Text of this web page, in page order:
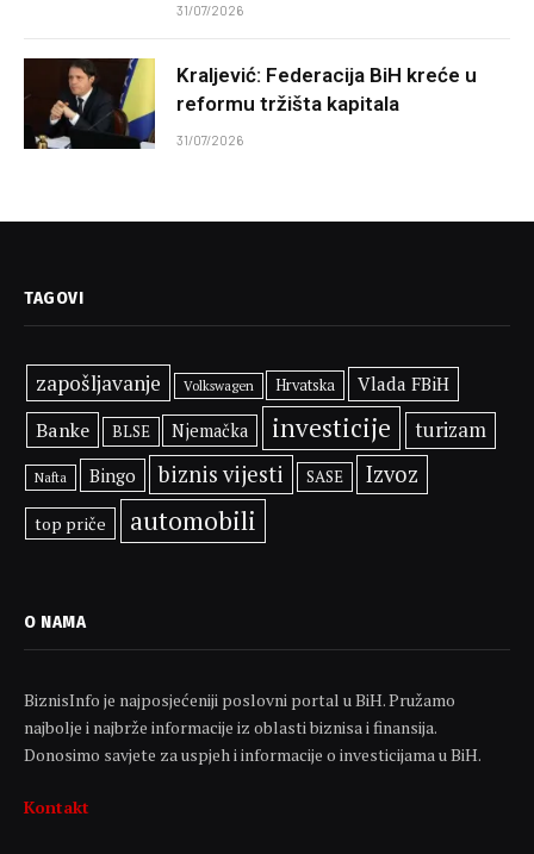
31/07/2026
Kraljević: Federacija BiH kreće u
reformu tržišta kapitala
31/07/2026
TAGOVI
zapošljavanje Volkswagen Hrvatska Vlada FBiH
Banke BLSE Njemačka investicije turizam
Nafta Bingo biznis vijesti SASE Izvoz
top priče automobili
O NAMA
BiznisInfo je najposjećeniji poslovni portal u BiH. Pružamo
najbolje i najbrže informacije iz oblasti biznisa i finansija.
Donosimo savjete za uspjeh i informacije o investicijama u BiH.
Kontakt